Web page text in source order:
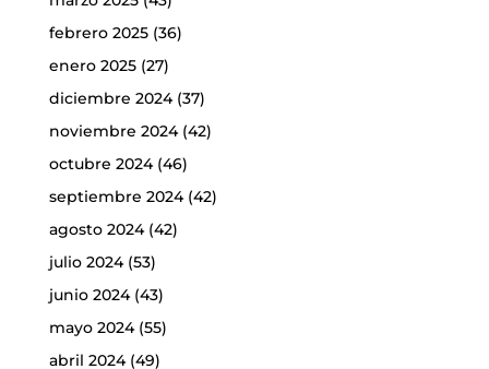
febrero 2025(36)
enero 2025(27)
diciembre 2024(37)
noviembre 2024(42)
octubre 2024(46)
septiembre 2024(42)
agosto 2024(42)
julio 2024(53)
junio 2024(43)
mayo 2024(55)
abril 2024(49)